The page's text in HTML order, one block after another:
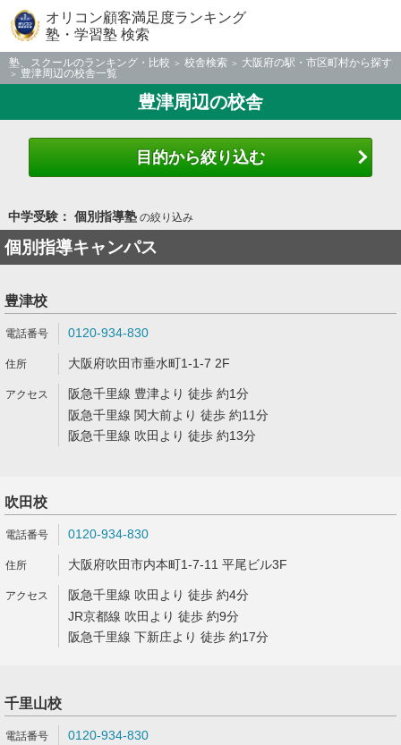
オリコン顧客満足度ランキング
塾・学習塾 検索
塾、スクールのランキング・比較 校舎検索
大阪府の駅・市区町村から探す
豊津周辺の校舎一覧
豊津周辺の校舎
目的から絞り込む
中学受験： 個別指導塾の絞り込み
個別指導キャンパス
豊津校
0120-934-830
大阪府吹田市垂水町1-1-7 2F
阪急千里線 豊津より 徒歩 約1分
阪急千里線 関大前より 徒歩 約11分
阪急千里線 吹田より 徒歩 約13分
吹田校
0120-934-830
大阪府吹田市内本町1-7-11 平尾ビル3F
阪急千里線 吹田より 徒歩 約4分
JR京都線 吹田より 徒歩 約9分
阪急千里線 下新庄より 徒歩 約17分
千里山校
0120-934-830